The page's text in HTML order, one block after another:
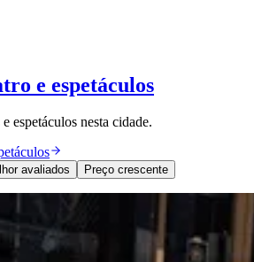
e espetáculos
espetáculos nesta cidade.
avaliados Preço crescente